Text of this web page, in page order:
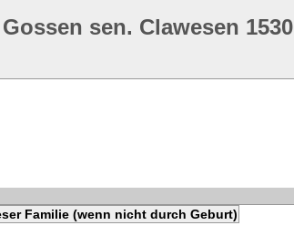
sen. Clawesen 1530
Familie (wenn nicht durch Geburt)